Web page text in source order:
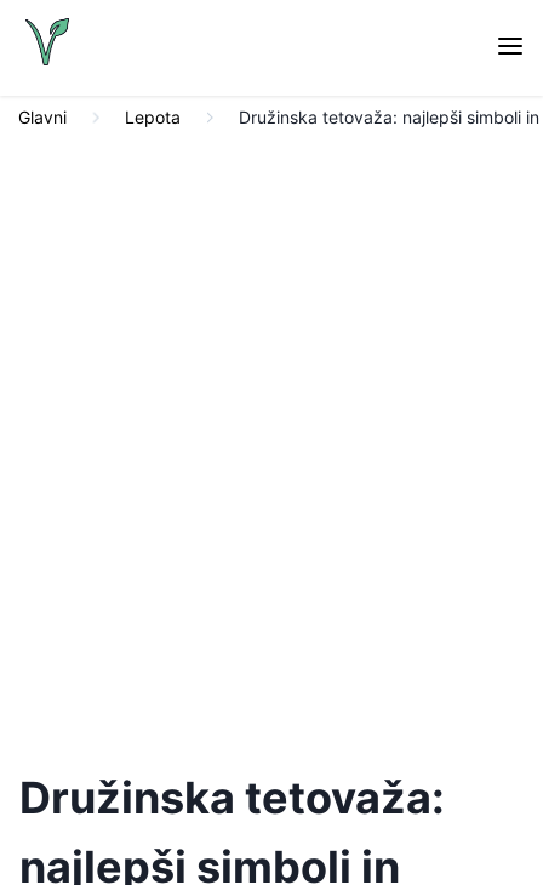
Glavni Lepota Družinska tetovaža: najlepši simboli
Družinska tetovaža:
najlepši simboli in